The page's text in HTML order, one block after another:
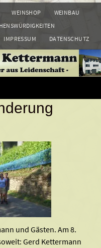
WEINSHOP
WEINBAU
IMPRESSUM DATENSCHUTZ
und Gästen. Am 8.
Gerd Kettermann